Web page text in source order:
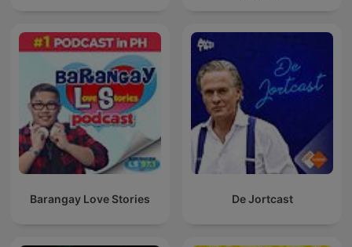
Barangay Love Stories De Jortcast